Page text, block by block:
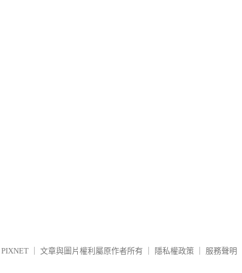
PIXNET 文章與圖片權利屬原作者所有 隱私權政策 服務聲明